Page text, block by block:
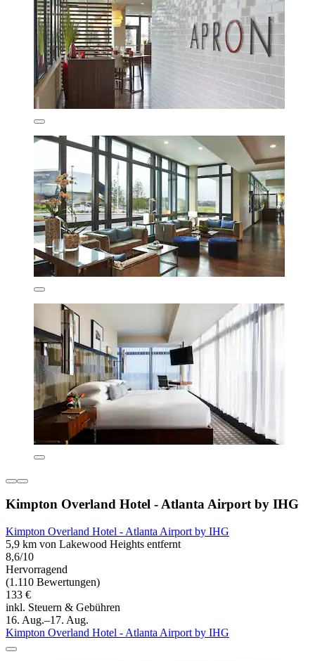
Kimpton Overland Hotel - Atlanta Airport by IHG
Kimpton Overland Hotel - Atlanta Airport by IHG
5,9 km von Lakewood Heights entfernt
8,6/10
Hervorragend
(1.110 Bewertungen)
133 €
inkl. Steuern & Gebühren
16. Aug.–17. Aug.
Kimpton Overland Hotel - Atlanta Airport by IHG